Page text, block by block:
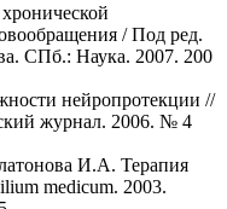
/ Под ред.
СПб.: Наука. 2007. 200
нейропротекции //
журнал. 2006. № 4
И.А. Терапия
medicum. 2003.